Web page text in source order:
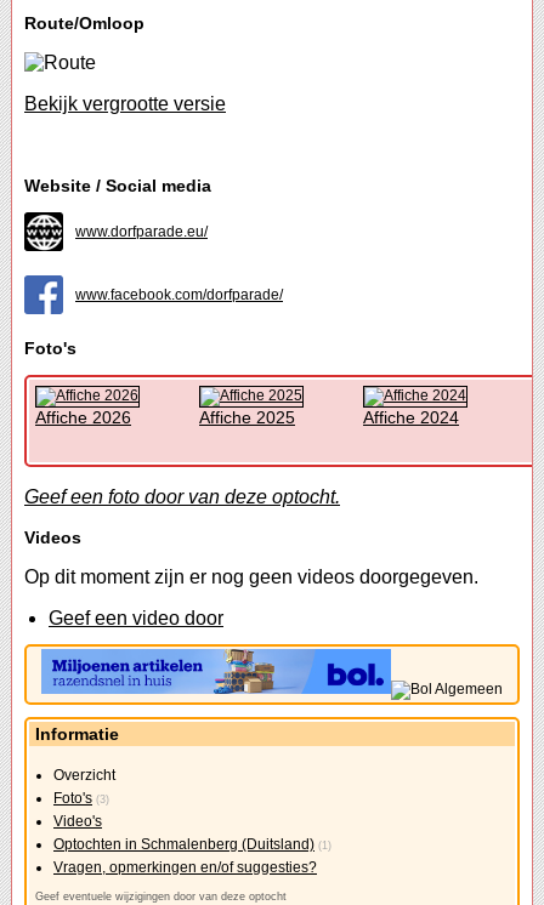
Route/Omloop
Bekijk vergrootte versie
Website / Social media
www.dorfparade.eu/
www.facebook.com/dorfparade/
Foto's
Affiche 2026 Affiche 2025 Affiche 2024
Geef een foto door van deze optocht.
Videos
Op dit moment zijn er nog geen videos doorgegeven.
Geef een video door
Informatie
Overzicht
Foto's (3)
Video's
Optochten in Schmalenberg (Duitsland) (1)
Vragen, opmerkingen en/of suggesties?
Geef eventuele wijzigingen door van deze optocht